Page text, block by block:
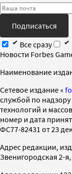
Подписаться
Все сразу
Новости Forbes
Наименование
Cетевое издание «
службой по
технологий и
номер и дата
ФС77-82431 от 23
Адрес редакции,
Звенигородская 2-я,